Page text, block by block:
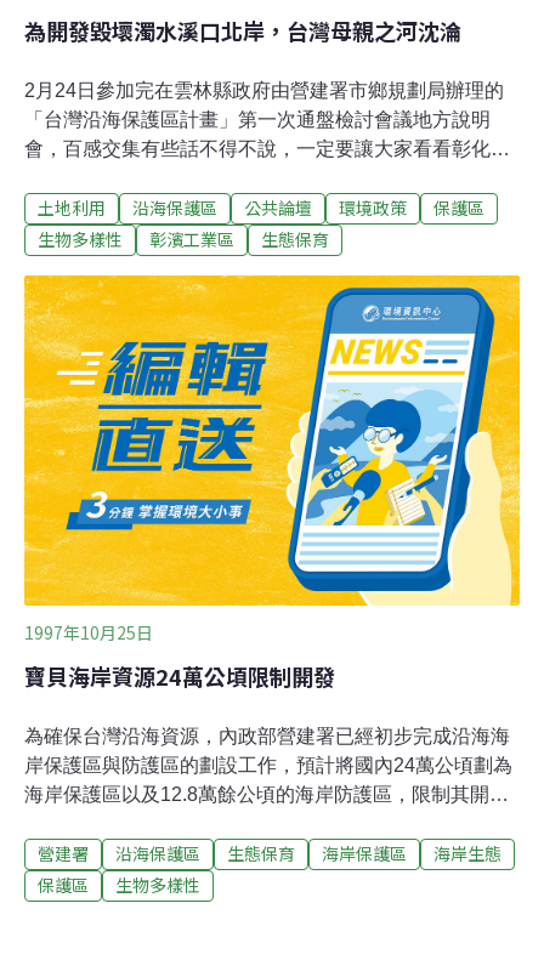
為開發毀壞濁水溪口北岸，台灣母親之河沈淪
2月24日參加完在雲林縣政府由營建署市鄉規劃局辦理的
「台灣沿海保護區計畫」第一次通盤檢討會議地方說明
會，百感交集有些話不得不說，一定要讓大家看看彰化縣
是營建署自民國73年編定台灣沿海保護區範圍後20年來的
檢討會議，其實早在民國72年版的彰雲嘉保護區就已經將
功、芳苑和大城等地的海岸）起到八掌溪口劃入保護區範
圍，這次的第一次通盤檢討在彰化縣海岸部分已經縮減至
僅留下芳苑和大城，也就是從芳苑普天宮外的灘地一直劃
到濁水溪口，是彰化縣政府想開發大城工業區的範圍。彰
化縣政府竟然由建設客、工業課和城鄉局的官員輪番發
言，因應大城工業區的開發要求營建署廢除芳苑和大城的
保護區，簡直視海岸生態和自然資產於無物。彰化縣政府
官員居然以大城、芳苑、線西鄉人口不到三萬人，說這將
是凋零的鄉鎮，需要經濟開發轉型發展，還說從全球企
土地利用 沿海保護區 公共論壇 環境政策
保護區
生物多樣性
彰濱工業區 生態保育
1997年10月25日
寶貝海岸資源24萬公頃限制開發
為確保台灣沿海資源，內政部營建署已經初步完成沿海海
岸保護區與防護區的劃設工作，預計將國內24萬公頃劃為
海岸保護區以及12.8萬餘公頃的海岸防護區，限制其開發
示，凡是重要水產資源地區、珍貴稀有動植物地區、特殊
景觀資源地區、重要文化資產地區及重要河口生態地區都
營建署 沿海保護區 生態保育 海岸保護區
海岸生態
保護區
生物多樣性